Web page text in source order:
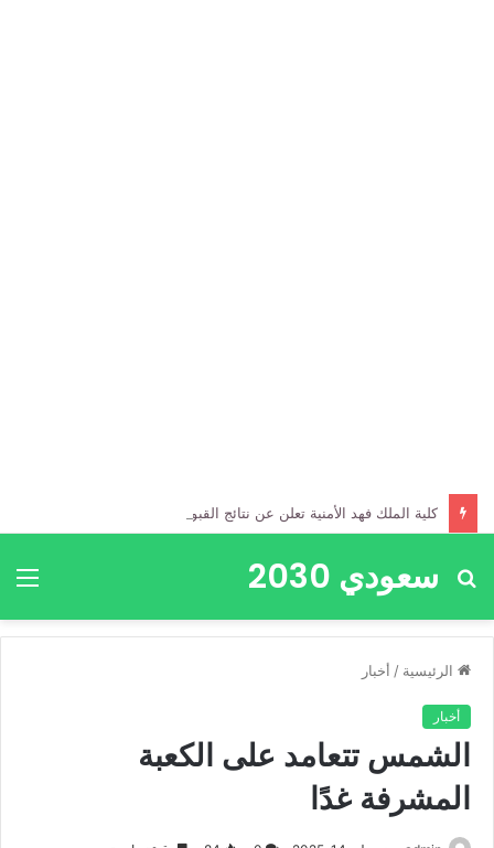
سعودي 2030
بحث
الرئيسية / أخبار
أخبار
الشمس تتعامد على الكعبة
المشرفة غدًا